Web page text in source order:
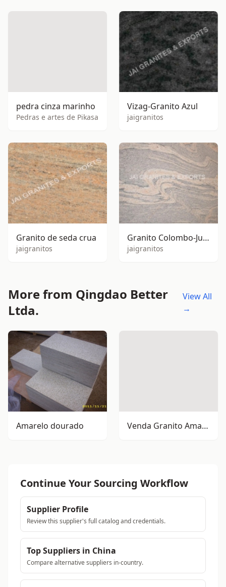
pedra cinza marinho
Pedras e artes de Pikasa
Vizag-Granito Azul
jaigranitos
Granito de seda crua
jaigranitos
Granito Colombo-Juprana
jaigranitos
More from Qingdao Better
Ltda.
View All
→
Amarelo dourado Venda Granito Amarelo Ferrugem G350
Continue Your Sourcing Workflow
Supplier Profile
Review this supplier's full catalog and credentials.
Top Suppliers in China
Compare alternative suppliers in-country.